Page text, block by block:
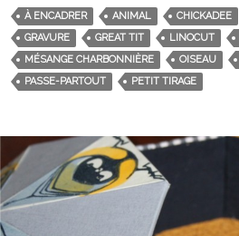
À ENCADRER ANIMAL CHICKADEE
GRAVURE
GREAT TIT LINOCUT
MÉSANGE CHARBONNIÈRE
OISEAU
PASSE-PARTOUT
PETIT TIRAGE